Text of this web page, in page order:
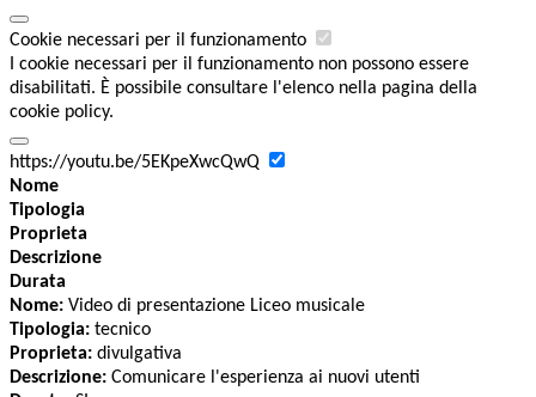
Cookie necessari per il funzionamento
I cookie necessari per il funzionamento non possono essere
disabilitati. È possibile consultare l'elenco nella pagina della
cookie policy.
https://youtu.be/5EKpeXwcQwQ
Nome
Tipologia
Proprieta
Descrizione
Durata
Nome: Video di presentazione Liceo musicale
Tipologia: tecnico
Proprieta: divulgativa
Descrizione: Comunicare l'esperienza ai nuovi utenti